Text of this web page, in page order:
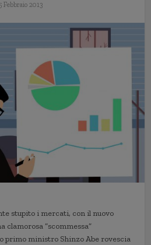
Febbraio 2013
stupito i mercati, con il nuovo
clamorosa “scommessa”
primo ministro Shinzo Abe rovescia